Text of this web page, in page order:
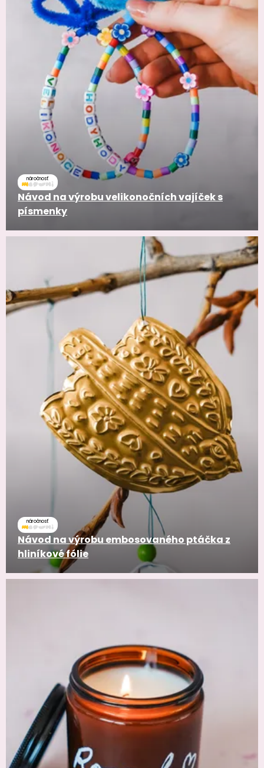
náročnosť
Návod na výrobu velikonočních vajíček s
písmenky
náročnosť
Návod na výrobu embosovaného ptáčka z
hliníkové fólie